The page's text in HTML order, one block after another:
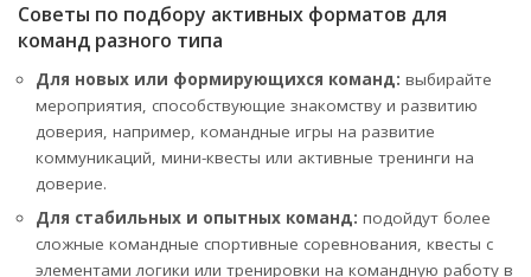
Советы по подбору активных форматов для
команд разного типа
Для новых или формирующихся команд: выбирайте
мероприятия, способствующие знакомству и развитию
доверия, например, командные игры на развитие
коммуникаций, мини-квесты или активные тренинги на
доверие.
Для стабильных и опытных команд: подойдут более
сложные командные спортивные соревнования, квесты с
элементами логики или тренировки на командную работу в